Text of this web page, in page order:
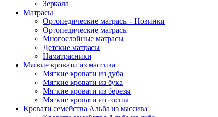
Зеркала
Матрасы
Ортопедические матрасы - Новинки
Ортопедические матрасы
Многослойные матрасы
Детские матрасы
Наматрасники
Мягкие кровати из массива
Мягкие кровати из дуба
Мягкие кровати из бука
Мягкие кровати из березы
Мягкие кровати из сосны
Кровати семейства Альба из массива